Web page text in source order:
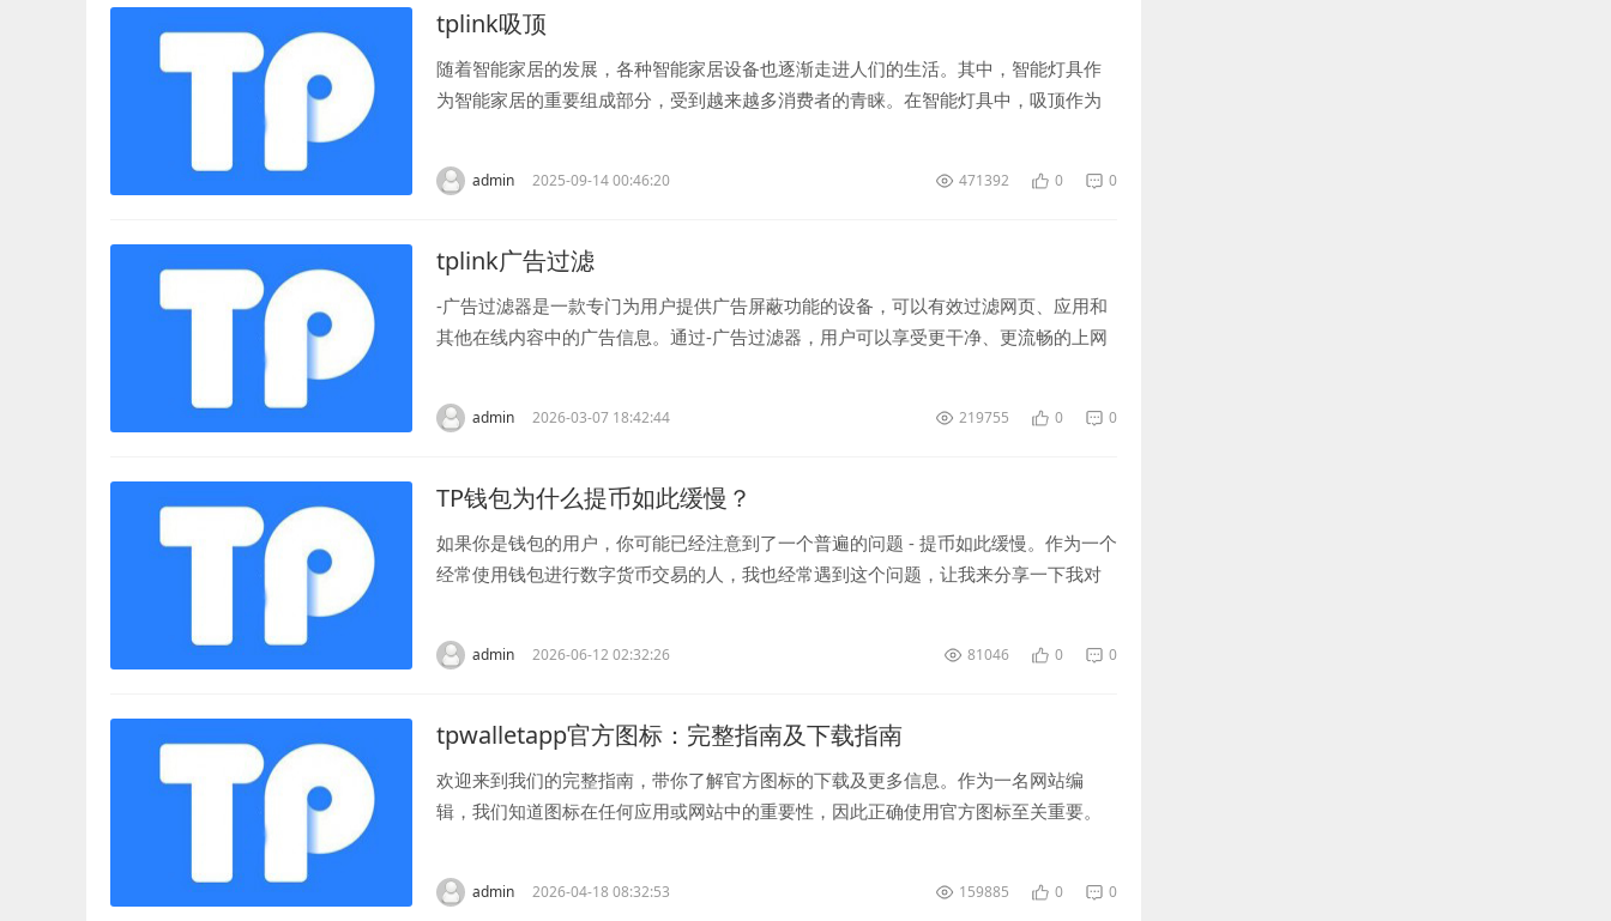
tplink吸顶
随着智能家居的发展，各种智能家居设备也逐渐走进人们的生活。其中，智能灯具作
为智能家居的重要组成部分，受到越来越多消费者的青睐。在智能灯具中，吸顶作为
admin 2025-09-14 00:46:20 471392 0 0
tplink广告过滤
-广告过滤器是一款专门为用户提供广告屏蔽功能的设备，可以有效过滤网页、应用和
其他在线内容中的广告信息。通过-广告过滤器，用户可以享受更干净、更流畅的上网
admin 2026-03-07 18:42:44 219755 0 0
TP钱包为什么提币如此缓慢？
如果你是钱包的用户，你可能已经注意到了一个普遍的问题 - 提币如此缓慢。作为一个
经常使用钱包进行数字货币交易的人，我也经常遇到这个问题，让我来分享一下我对
admin 2026-06-12 02:32:26 81046 0 0
tpwalletapp官方图标：完整指南及下载指南
欢迎来到我们的完整指南，带你了解官方图标的下载及更多信息。作为一名网站编
辑，我们知道图标在任何应用或网站中的重要性，因此正确使用官方图标至关重要。
admin 2026-04-18 08:32:53 159885 0 0